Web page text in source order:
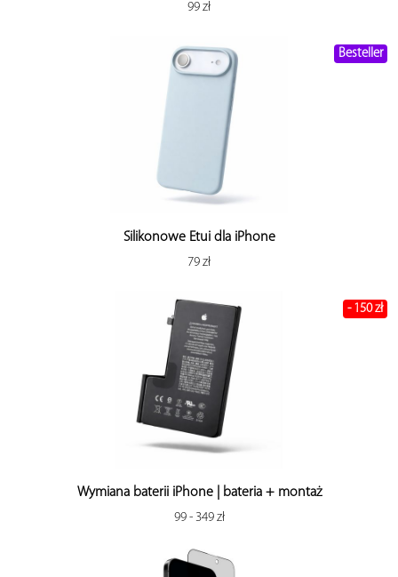
99 zł
Besteller
Silikonowe Etui dla iPhone
79 zł
- 150 zł
Wymiana baterii iPhone | bateria + montaż
99 - 349 zł